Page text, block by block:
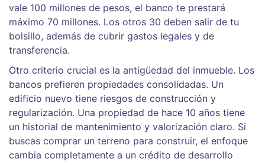
vale 100 millones de pesos, el banco te prestará
máximo 70 millones. Los otros 30 deben salir de tu
bolsillo, además de cubrir gastos legales y de
transferencia.
Otro criterio crucial es la antigüedad del inmueble. Los
bancos prefieren propiedades consolidadas. Un
edificio nuevo tiene riesgos de construcción y
regularización. Una propiedad de hace 10 años tiene
un historial de mantenimiento y valorización claro. Si
buscas comprar un terreno para construir, el enfoque
cambia completamente a un crédito de desarrollo